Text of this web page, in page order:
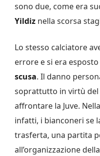
sono due, come era
Yildiz nella scorsa
Lo stesso calciatore
errore e si era
scusa. Il danno
soprattutto in virtù del
affrontare la Juve.
infatti, i bianconeri se
trasferta, una partita
all’organizzazione